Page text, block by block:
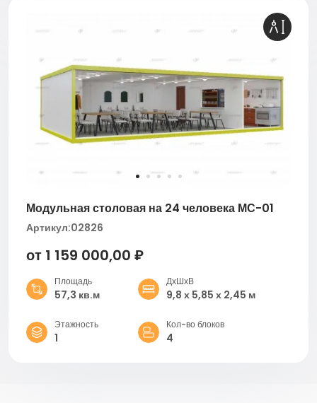
Модульная столовая на 24 человека МС-01
Артикул:02826
от 1 159 000,00 ₽
Площадь
57,3 кв.м
ДхШхВ
9,8 х 5,85 х 2,45 м
Этажность
1
Кол-во блоков
4